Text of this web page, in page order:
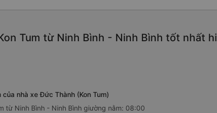
Tum từ Ninh Bình - Ninh Bình tốt nhất
nhà xe Đức Thành (Kon Tum)
từ Ninh Bình - Ninh Bình giường nằm: 08:00